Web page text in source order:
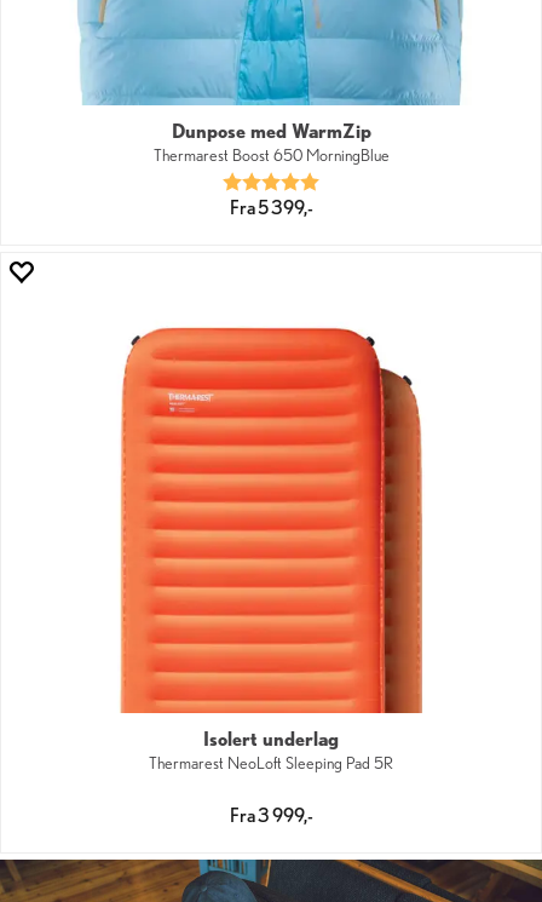
Dunpose med WarmZip
Thermarest Boost 650 MorningBlue
Karakter:
Fra 5 399,-
Isolert underlag
Thermarest NeoLoft Sleeping Pad 5R
Fra 3 999,-